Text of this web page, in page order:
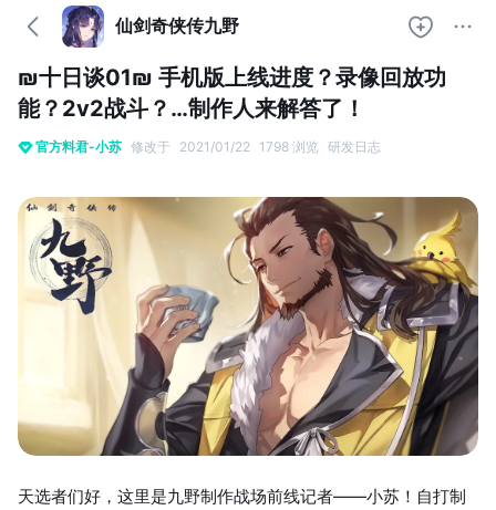
仙剑奇侠传九野
₪十日谈01₪ 手机版上线进度？录像回放功
能？2v2战斗？…制作人来解答了！
官方料君-小苏 修改于 2021/01/22 1798 浏览 研发日志
天选者们好，这里是九野制作战场前线记者——小苏！自打制